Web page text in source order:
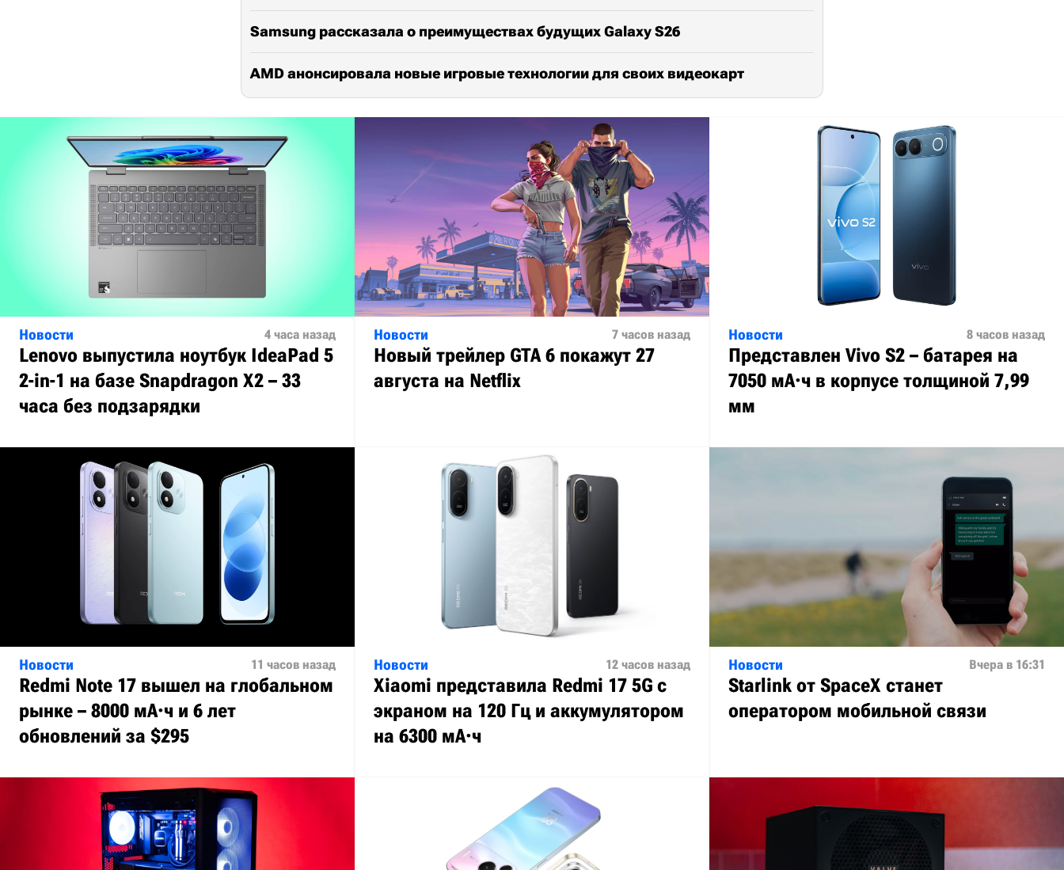
Samsung рассказала о преимуществах будущих Galaxy S26
AMD анонсировала новые игровые технологии для своих видеокарт
Новости 4 часа назад
Lenovo выпустила ноутбук IdeaPad 5
2-in-1 на базе Snapdragon X2 – 33
часа без подзарядки
Новости 7 часов назад
Новый трейлер GTA 6 покажут 27
августа на Netflix
Новости 8 часов назад
Представлен Vivo S2 – батарея на
7050 мА·ч в корпусе толщиной 7,99
мм
Новости 11 часов назад
Redmi Note 17 вышел на глобальном
рынке – 8000 мА·ч и 6 лет
обновлений за $295
Новости 12 часов назад
Xiaomi представила Redmi 17 5G с
экраном на 120 Гц и аккумулятором
на 6300 мА·ч
Новости Вчера в 16:31
Starlink от SpaceX станет
оператором мобильной связи